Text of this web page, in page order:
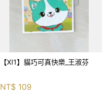
【XI1】貓巧可真快樂_王淑芬
NT$ 109